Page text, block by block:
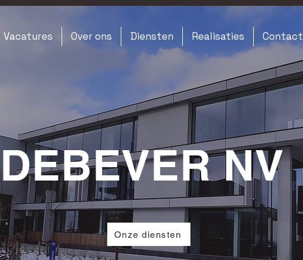
Vacatures Over ons Diensten Realisaties Contact
DEBEVER NV
Onze diensten